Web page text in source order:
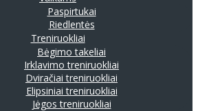
Paspirtukai
Riedlentės
Treniruokliai
Bėgimo takeliai
Irklavimo treniruokliai
Dviračiai treniruokliai
Elipsiniai treniruokliai
Jėgos treniruokliai